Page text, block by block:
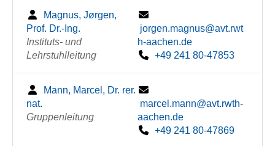
Magnus, Jørgen,
Prof. Dr.-Ing.
Instituts- und
Lehrstuhlleitung
jorgen.magnus@avt.rwt
h-aachen.de
+49 241 80-47853
Mann, Marcel, Dr. rer.
nat.
Gruppenleitung
marcel.mann@avt.rwth-
aachen.de
+49 241 80-47869